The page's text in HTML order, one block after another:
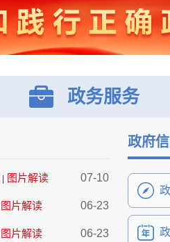
政务服务
图片解读 07-10
图片解读 06-23
图片解读 06-23
政府